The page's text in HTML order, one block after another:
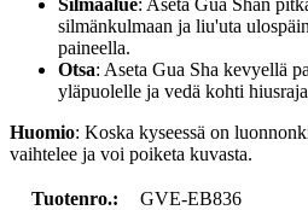
silmänkulmaan ja liu'uta
paineella.
Otsa: Aseta Gua Sha kevyellä
yläpuolelle ja vedä kohti
Huomio: Koska kyseessä on
vaihtelee ja voi poiketa kuvasta.
Tuotenro.:
GVE-EB836